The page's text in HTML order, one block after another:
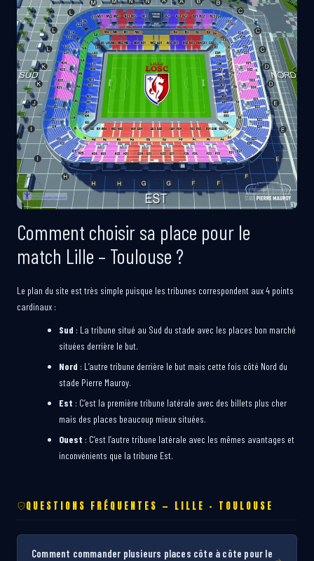
Comment choisir sa place pour le
match Lille – Toulouse ?
Le plan du site est très simple puisque les tribunes correspondent aux 4 points
cardinaux :
Sud : La tribune situé au Sud du stade avec les places bon marché
situées derrière le but.
Nord : L’autre tribune derrière le but mais cette fois côté Nord du
stade Pierre Mauroy.
Est : C’est la première tribune latérale avec des billets plus cher
mais des places beaucoup mieux situées.
Ouest : C’est l’autre tribune latérale avec les mêmes avantages et
inconvénients que la tribune Est.
QUESTIONS FRÉQUENTES — LILLE – TOULOUSE
Comment commander plusieurs places côte à côte pour le